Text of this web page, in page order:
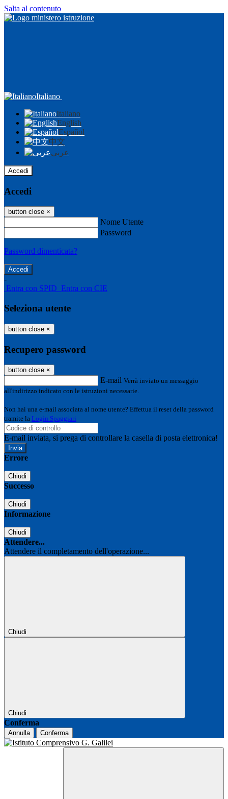
Salta al contenuto
Italiano
Italiano
English
Español
中文
عربى
Accedi
Accedi
button close ×
Nome Utente
Password
Password dimenticata?
-
Entra con SPID Entra con CIE
Seleziona utente
button close ×
Recupero password
button close ×
E-mail Verrà inviato un messaggio
all'indirizzo indicato con le istruzioni necessarie.
Non hai una e-mail associata al nome utente? Effettua il reset della password
tramite la Login Spaggiari
E-mail inviata, si prega di controllare la casella di posta elettronica!
Errore
Chiudi
Successo
Chiudi
Informazione
Chiudi
Attendere...
Attendere il completamento dell'operazione...
Chiudi
Chiudi
Conferma
Annulla Conferma